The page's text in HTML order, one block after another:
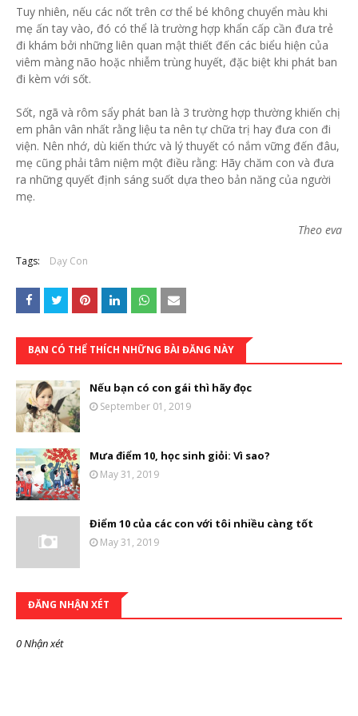
Tuy nhiên, nếu các nốt trên cơ thể bé không chuyển màu khi
mẹ ấn tay vào, đó có thể là trường hợp khẩn cấp cần đưa trẻ
đi khám bởi những liên quan mật thiết đến các biểu hiện của
viêm màng não hoặc nhiễm trùng huyết, đặc biệt khi phát ban
đi kèm với sốt.
Sốt, ngã và rôm sẩy phát ban là 3 trường hợp thường khiến chị
em phân vân nhất rằng liệu ta nên tự chữa trị hay đưa con đi
viện. Nên nhớ, dù kiến thức và lý thuyết có nắm vững đến đâu,
mẹ cũng phải tâm niệm một điều rằng: Hãy chăm con và đưa
ra những quyết định sáng suốt dựa theo bản năng của người
mẹ.
Theo eva
Tags: Dạy Con
BẠN CÓ THỂ THÍCH NHỮNG BÀI ĐĂNG NÀY
Nếu bạn có con gái thì hãy đọc
September 01, 2019
Mưa điểm 10, học sinh giỏi: Vì sao?
May 31, 2019
Điểm 10 của các con với tôi nhiều càng tốt
May 31, 2019
ĐĂNG NHẬN XÉT
0 Nhận xét